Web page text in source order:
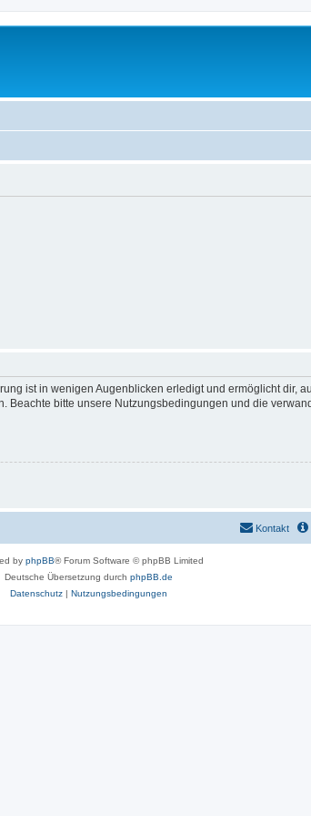
ist in wenigen Augenblicken erledigt und ermöglicht dir,
bitte unsere Nutzungsbedingungen und die
Kontakt
by phpBB® Forum Software © phpBB Limited
Deutsche Übersetzung durch phpBB.de
Datenschutz| Nutzungsbedingungen